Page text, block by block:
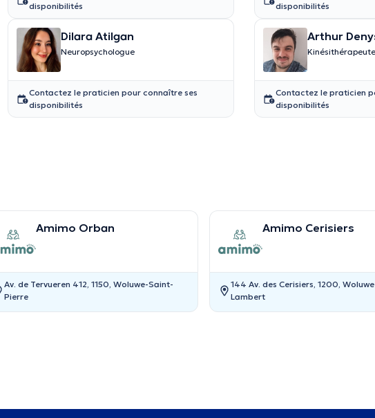
disponibilités
disponibilités
Dilara Atilgan
Neuropsychologue
Contactez le praticien pour connaître ses
disponibilités
Arthur
Contactez le praticien
disponibilités
Amimo Orban
Av. de Tervueren 412, 1150, Woluwe-Saint-
Pierre
Amimo Cerisiers
144 Av. des Cerisiers, 1200,
Lambert